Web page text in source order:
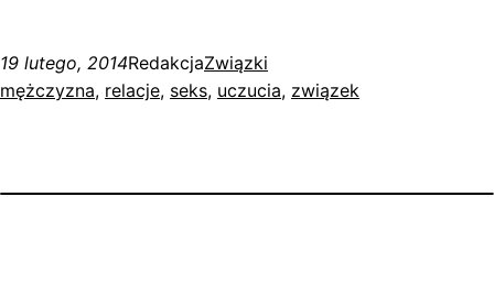
19 lutego, 2014RedakcjaZwiązki
mężczyzna, relacje, seks, uczucia, związek